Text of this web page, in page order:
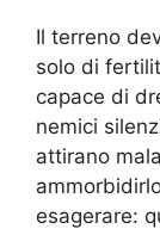
Il terreno
solo di
capace di
nemici
attirano
esagerare: